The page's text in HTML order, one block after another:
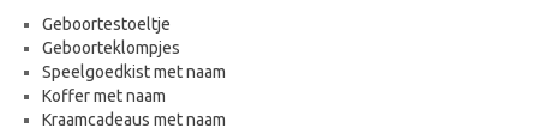
Geboortestoeltje
Geboorteklompjes
Speelgoedkist met naam
Koffer met naam
Kraamcadeaus met naam